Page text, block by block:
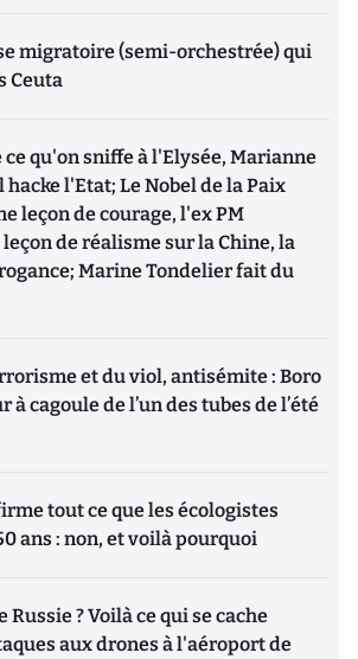
migratoire (semi-orchestrée) qui
Ceuta
ce qu'on sniffe à l'Elysée, Marianne
l'Etat; Le Nobel de la Paix
leçon de courage, l'ex PM
de réalisme sur la Chine, la
Marine Tondelier fait du
et du viol, antisémite : Boro
à cagoule de l’un des tubes de l’été
tout ce que les écologistes
ans : non, et voilà pourquoi
Russie ? Voilà ce qui se cache
aux drones à l'aéroport de